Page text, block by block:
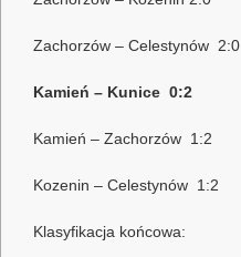
Zachorzów – Celestynów 2:0
Kamień – Kunice 0:2
Kamień – Zachorzów 1:2
Kozenin – Celestynów 1:2
Klasyfikacja końcowa: